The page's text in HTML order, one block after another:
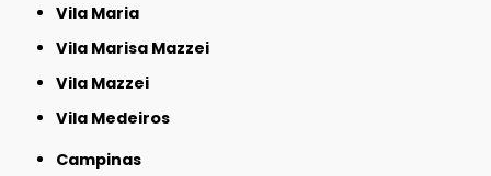
Vila Maria
Vila Marisa Mazzei
Vila Mazzei
Vila Medeiros
Campinas